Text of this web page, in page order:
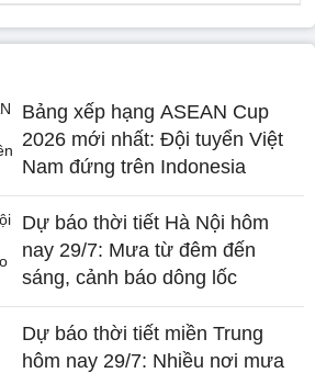
Bảng xếp hạng ASEAN Cup
2026 mới nhất: Đội tuyển Việt
Nam đứng trên Indonesia
Dự báo thời tiết Hà Nội hôm
nay 29/7: Mưa từ đêm đến
sáng, cảnh báo dông lốc
Dự báo thời tiết miền Trung
hôm nay 29/7: Nhiều nơi mưa